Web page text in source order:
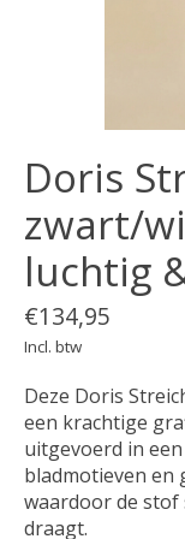
Doris
zwart/
luchtig
€134,95
Incl. btw
Deze Doris
een krachtige
uitgevoerd in
bladmotieven en
waardoor de stof
draagt.